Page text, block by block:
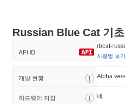
Russian Blue Cat의 현재 일
지난 24시간 동안 Russian Blue Cat
$0.002625
역대 최저가(ATL):
$0.00
Russian Blue Cat 기초
API ID
rbcat-
사용법 보기
개발 현황 Alpha
하드웨어 지갑 네